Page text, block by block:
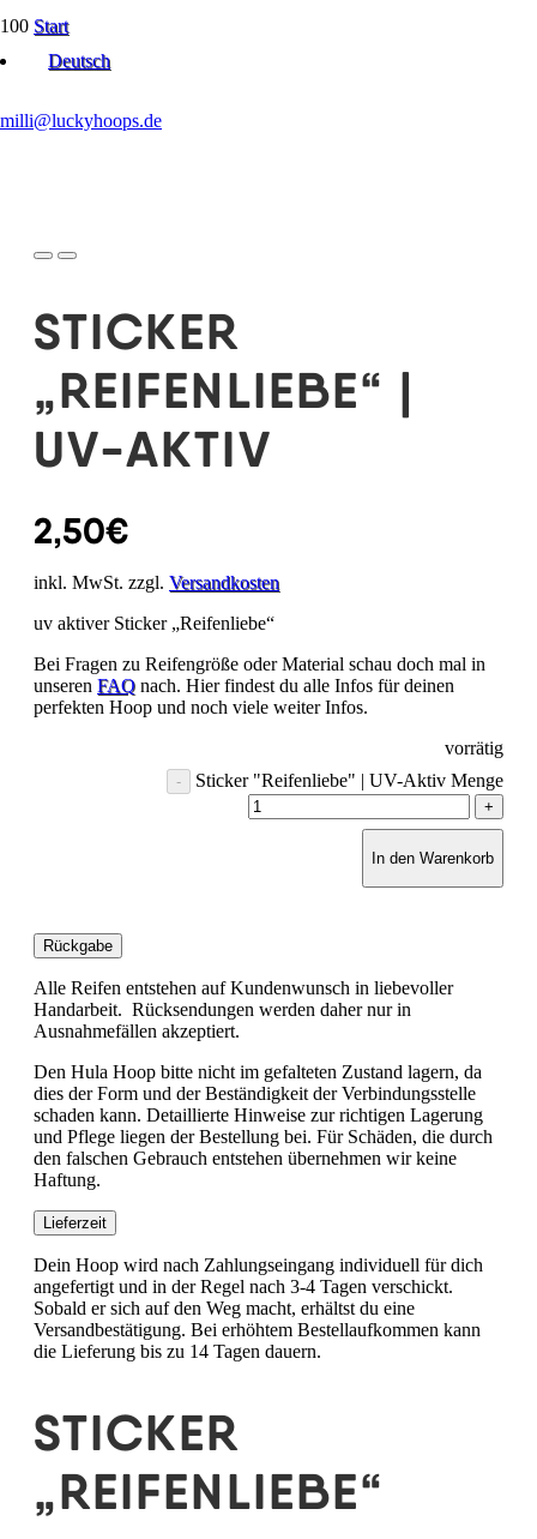
Deutsch
milli@luckyhoops.de
Start
Sticker „Reifenliebe“ | UV-Aktiv
STICKER
„REIFENLIEBE“ |
UV-AKTIV
2,50€
inkl. MwSt. zzgl. Versandkosten
uv aktiver Sticker „Reifenliebe“
Bei Fragen zu Reifengröße oder Material schau doch mal in
unseren FAQ nach. Hier findest du alle Infos für deinen
perfekten Hoop und noch viele weiter Infos.
vorrätig
Sticker "Reifenliebe" | UV-Aktiv Menge
In den Warenkorb
Rückgabe
Alle Reifen entstehen auf Kundenwunsch in liebevoller
Handarbeit. Rücksendungen werden daher nur in
Ausnahmefällen akzeptiert.
Den Hula Hoop bitte nicht im gefalteten Zustand lagern, da
dies der Form und der Beständigkeit der Verbindungsstelle
schaden kann. Detaillierte Hinweise zur richtigen Lagerung
und Pflege liegen der Bestellung bei. Für Schäden, die durch
den falschen Gebrauch entstehen übernehmen wir keine
Haftung.
Lieferzeit
Dein Hoop wird nach Zahlungseingang individuell für dich
angefertigt und in der Regel nach 3-4 Tagen verschickt.
Sobald er sich auf den Weg macht, erhältst du eine
Versandbestätigung. Bei erhöhtem Bestellaufkommen kann
die Lieferung bis zu 14 Tagen dauern.
STICKER
„REIFENLIEBE“